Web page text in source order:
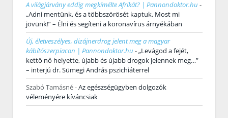
A világjárvány eddig megkímélte Afrikát? | Pannondoktor.hu -
„Adni mentünk, és a többszörösét kaptuk. Most mi
jövünk!” – Élni és segíteni a koronavírus árnyékában
Új, életveszélyes, dizájnerdrog jelent meg a magyar
kábítószerpiacon | Pannondoktor.hu -„Levágod a fejét,
kettő nő helyette, újabb és újabb drogok jelennek meg…”
– interjú dr. Sümegi András pszichiáterrel
Szabó Tamásné-Az egészségügyben dolgozók
véleményére kíváncsiak